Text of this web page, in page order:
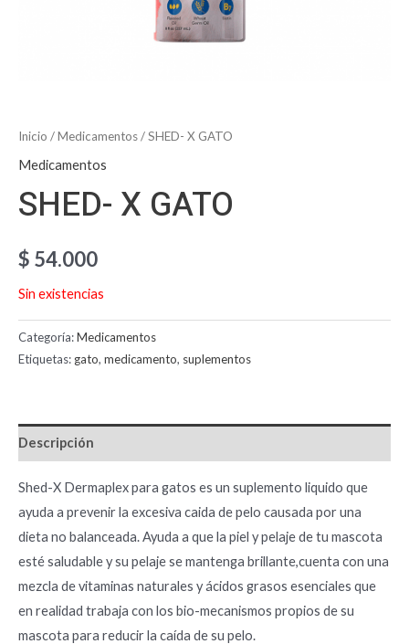
Inicio /Medicamentos/ SHED- X GATO
Medicamentos
SHED- X GATO
$ 54.000
Sin existencias
Categoría:Medicamentos
Etiquetas: gato, medicamento, suplementos
Descripción
Shed-X Dermaplex para gatos es un suplemento liquido que
ayuda a prevenir la excesiva caida de pelo causada por una
dieta no balanceada. Ayuda a que la piel y pelaje de tu mascota
esté saludable y su pelaje se mantenga brillante,cuenta con una
mezcla de vitaminas naturales y ácidos grasos esenciales que
en realidad trabaja con los bio-mecanismos propios de su
mascota para reducir la caída de su pelo.